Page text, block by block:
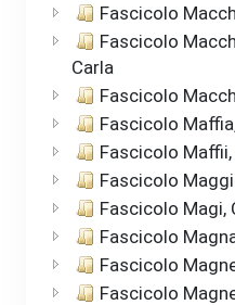
Fascicolo
Fascicolo
Carla
Fascicolo
Fascicolo
Fascicolo
Fascicolo
Fascicolo Magi,
Fascicolo
Fascicolo
Fascicolo